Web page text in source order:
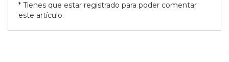
* Tienes que estar registrado para poder comentar
este artículo.